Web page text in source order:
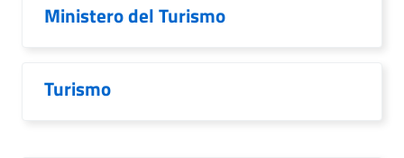
Ministero del Turismo
Turismo